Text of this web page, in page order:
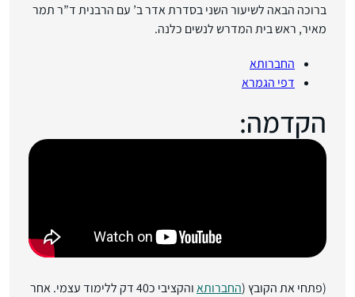
ברוכה הבאה לשיעור השני בסדרת אדר ב’ עם הרבנית ד”ר תמר
מאיר, ראש בית המדרש לנשים כלנה.
החברותא
דפי הגמרא
הקדמה:
(פתחי את הקובץ (החברותא
והקציבי כ40 דק ללימוד עצמי. אחר